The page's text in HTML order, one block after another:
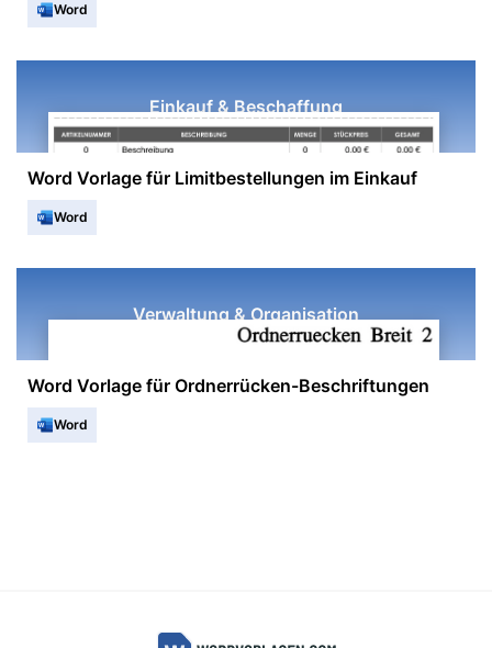
Word
Einkauf & Beschaffung
Word Vorlage für Limitbestellungen im Einkauf
Word
Verwaltung & Organisation
Word Vorlage für Ordnerrücken-Beschriftungen
Word